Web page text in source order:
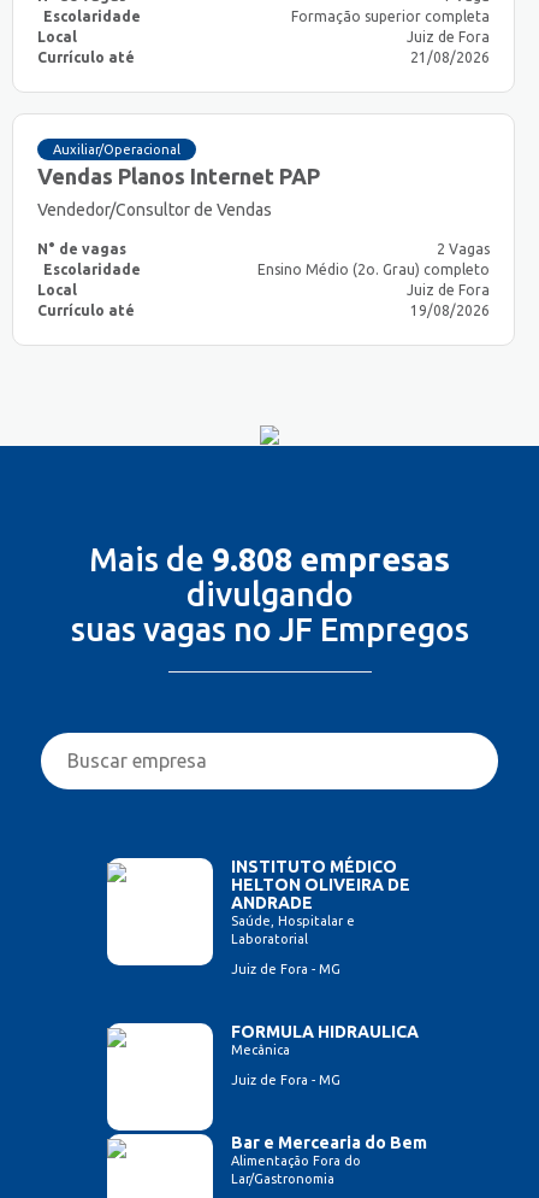
Escolaridade
Formação superior completa
Local
Juiz de Fora
Currículo até
21/08/2026
Auxiliar/Operacional
Vendas Planos Internet PAP
Vendedor/Consultor de Vendas
N° de vagas
2 Vagas
Escolaridade
Ensino Médio (2o. Grau) completo
Local
Juiz de Fora
Currículo até
19/08/2026
Mais de 9.808 empresas
divulgando
suas vagas no JF Empregos
INSTITUTO MÉDICO
HELTON OLIVEIRA DE
ANDRADE
Saúde, Hospitalar e
Laboratorial
Juiz de Fora - MG
FORMULA HIDRAULICA
Mecânica
Juiz de Fora - MG
Bar e Mercearia do Bem
Alimentação Fora do
Lar/Gastronomia